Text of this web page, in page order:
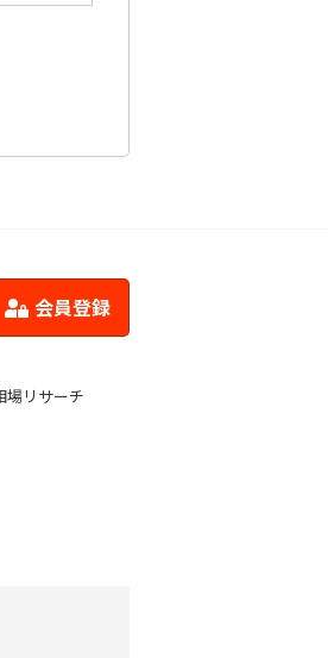
会員登録
場リサーチ